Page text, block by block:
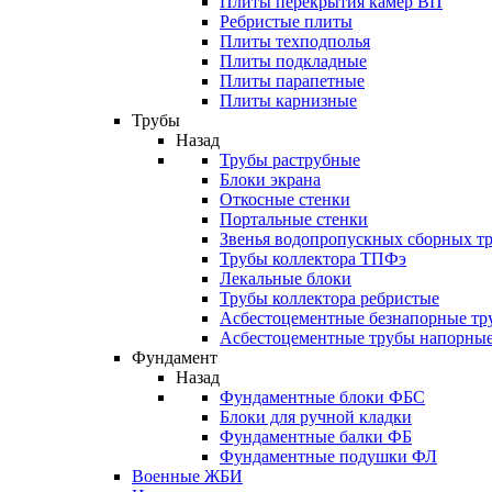
Ребристые плиты
Плиты техподполья
Плиты подкладные
Плиты парапетные
Плиты карнизные
Трубы
Назад
Трубы раструбные
Блоки экрана
Откосные стенки
Портальные стенки
Звенья водопропускных сборных
Трубы коллектора ТПФэ
Лекальные блоки
Трубы коллектора ребристые
Асбестоцементные безнапорные
Асбестоцементные трубы
Фундамент
Назад
Фундаментные блоки ФБС
Блоки для ручной кладки
Фундаментные балки ФБ
Фундаментные подушки ФЛ
Военные ЖБИ